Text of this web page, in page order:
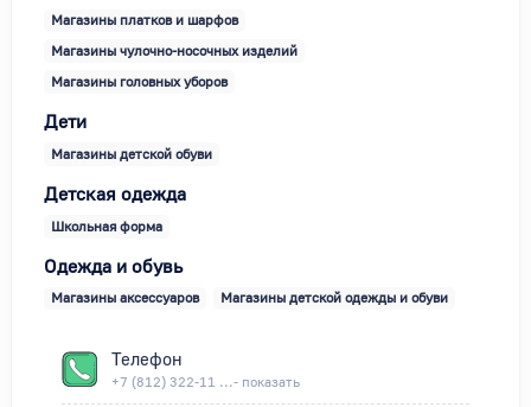
Магазины платков и шарфов
Магазины чулочно-носочных изделий
Магазины головных уборов
Дети
Магазины детской обуви
Детская одежда
Школьная форма
Одежда и обувь
Магазины аксессуаров Магазины детской одежды и обуви
Телефон
+7 (812) 322-11 ...- показать